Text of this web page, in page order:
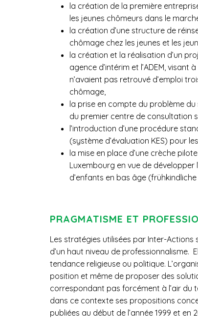
la création de la première
les jeunes chômeurs dans le
la création d’une structure de
chômage chez les jeunes et les
la création et la réalisation d’un
agence d’intérim et l’ADEM, visant
n’avaient pas retrouvé d’emploi
chômage,
la prise en compte du problème
du premier centre de consultation
l’introduction d’une procédure
(système d’évaluation KES) pour
la mise en place d’une crèche
Luxembourg en vue de
d’enfants en bas âge (frühkindliche
PRAGMATISME ET
Les stratégies utilisées par Inter-
d’un haut niveau de professionnalisme.
tendance religieuse ou politique.
position et même de proposer des
correspondant pas forcément à l’air du
dans ce contexte ses propositions
publiées au début de l’année 1999 et en